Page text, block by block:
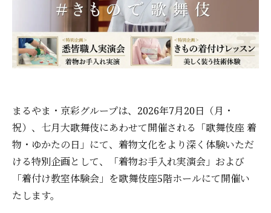
まるやま・京彩グループは、2026年7月20日（月・
祝）、七月大歌舞伎にあわせて開催される「歌舞伎座 着
物・ゆかたの日」にて、着物文化をより深く体験いただ
ける特別企画として、「着物お手入れ実演会」および
「着付け教室体験会」を歌舞伎座5階ホールにて開催い
たします。